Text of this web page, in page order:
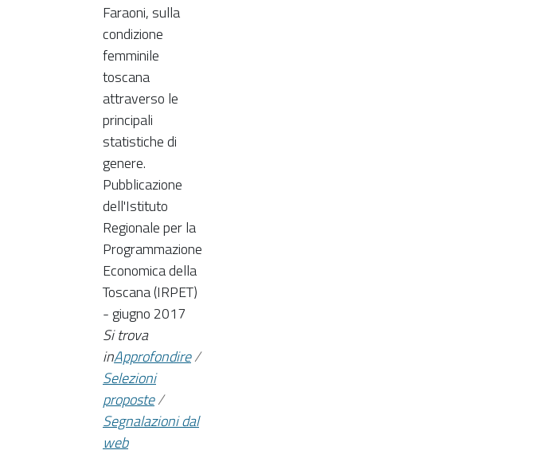
Faraoni, sulla
condizione
femminile
toscana
attraverso le
principali
statistiche di
genere.
Pubblicazione
dell'Istituto
Regionale per la
Programmazione
Economica della
Toscana (IRPET)
- giugno 2017
Si trova
inApprofondire/
Selezioni
proposte/
Segnalazioni dal
web